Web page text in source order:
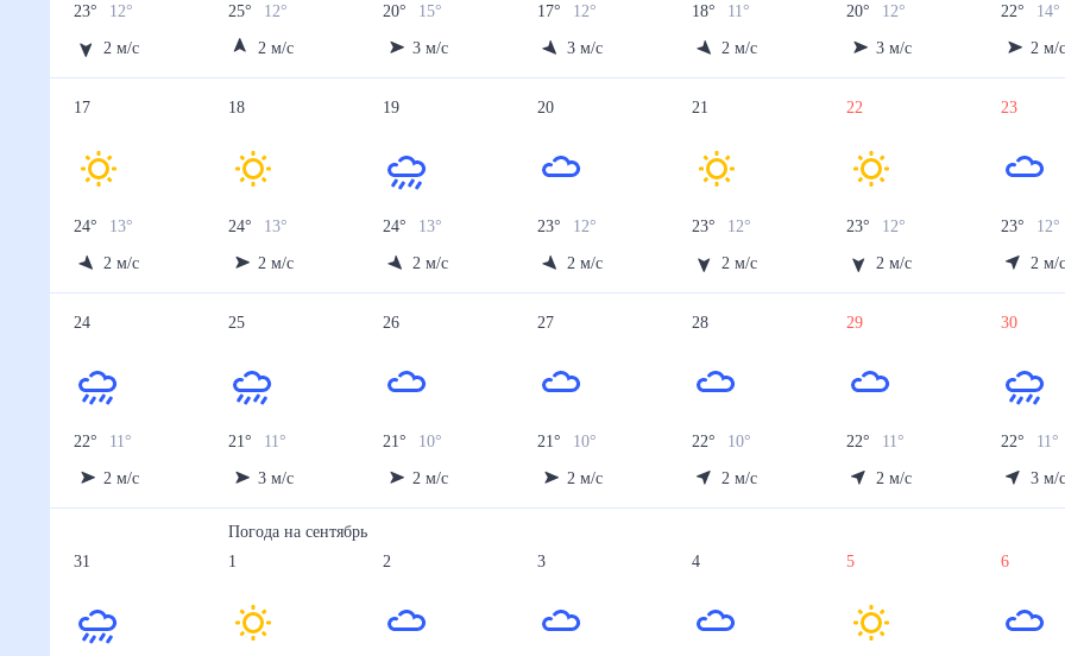
23° 12°
2 м/с
25° 12°
2 м/с
20° 15°
3 м/с
17° 12°
3 м/с
18° 11°
2 м/с
20° 12°
3 м/с
22° 14°
2 м/
17
24° 13°
2 м/с
18
24° 13°
2 м/с
19
24° 13°
2 м/с
20
23° 12°
2 м/с
21
23° 12°
2 м/с
22
23° 12°
2 м/с
23
23° 12°
2 м/
24
22° 11°
2 м/с
25
21° 11°
3 м/с
26
21° 10°
2 м/с
27
21° 10°
2 м/с
28
22° 10°
2 м/с
29
22° 11°
2 м/с
30
22° 11°
3 м/
31
Погода насентябрь
1
2 3 4 5 6